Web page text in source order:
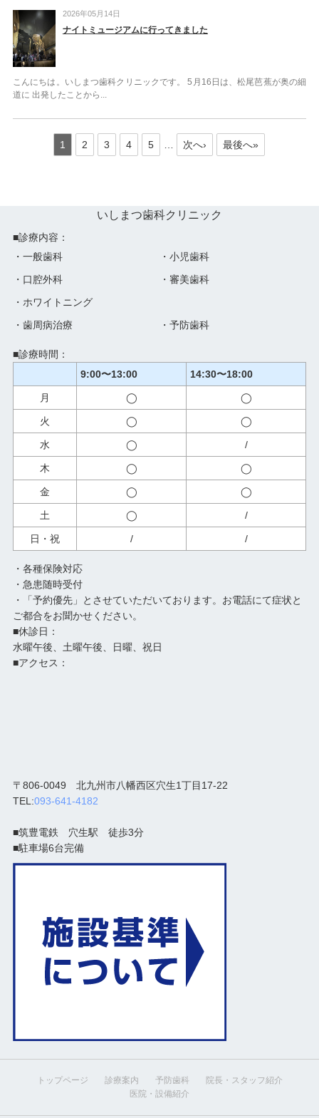
2026年05月14日
ナイトミュージアムに行ってきました
こんにちは。いしまつ歯科クリニックです。 5月16日は、松尾芭蕉が奥の細
道に 出発したことから...
1 2 3 4 5 次へ› 最後へ»
いしまつ歯科クリニック
■診療内容：
・一般歯科
・小児歯科
・口腔外科
・審美歯科
・ホワイトニング
・歯周病治療
・予防歯科
■診療時間：
9:00〜13:00
14:30〜18:00
月 ◯ ◯
火 ◯ ◯
水 ◯ /
木 ◯ ◯
金 ◯ ◯
土 ◯ /
日・祝 / /
・各種保険対応
・急患随時受付
・「予約優先」とさせていただいております。お電話にて症状と
ご都合をお聞かせください。
■休診日：
水曜午後、土曜午後、日曜、祝日
■アクセス：
〒806-0049 北九州市八幡西区穴生1丁目17-22
TEL:093-641-4182
■筑豊電鉄 穴生駅 徒歩3分
■駐車場6台完備
トップページ 診療案内 予防歯科
院長・スタッフ紹介
医院・設備紹介